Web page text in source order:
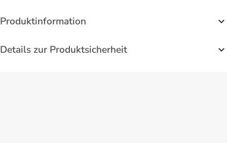
Produktinformation
Details zur Produktsicherheit